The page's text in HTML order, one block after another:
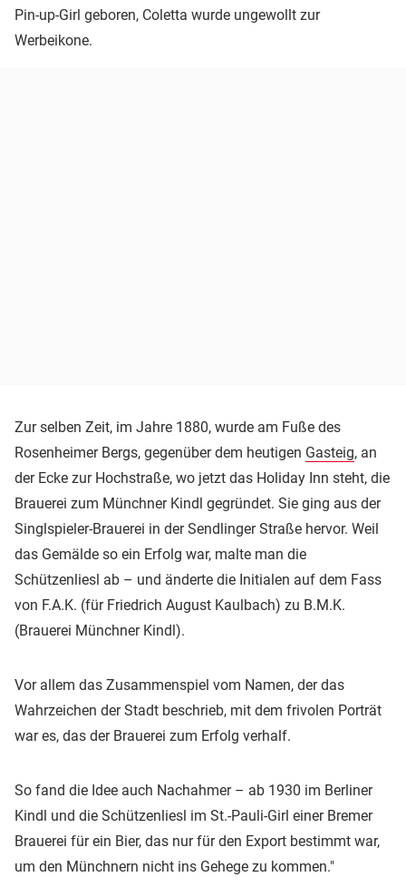
Pin-up-Girl geboren, Coletta wurde ungewollt zur
Werbeikone.
Zur selben Zeit, im Jahre 1880, wurde am Fuße des
Rosenheimer Bergs, gegenüber dem heutigen Gasteig, an
der Ecke zur Hochstraße, wo jetzt das Holiday Inn steht, die
Brauerei zum Münchner Kindl gegründet. Sie ging aus der
Singlspieler-Brauerei in der Sendlinger Straße hervor. Weil
das Gemälde so ein Erfolg war, malte man die
Schützenliesl ab – und änderte die Initialen auf dem Fass
von F.A.K. (für Friedrich August Kaulbach) zu B.M.K.
(Brauerei Münchner Kindl).
Vor allem das Zusammenspiel vom Namen, der das
Wahrzeichen der Stadt beschrieb, mit dem frivolen Porträt
war es, das der Brauerei zum Erfolg verhalf.
So fand die Idee auch Nachahmer – ab 1930 im Berliner
Kindl und die Schützenliesl im St.-Pauli-Girl einer Bremer
Brauerei für ein Bier, das nur für den Export bestimmt war,
um den Münchnern nicht ins Gehege zu kommen."